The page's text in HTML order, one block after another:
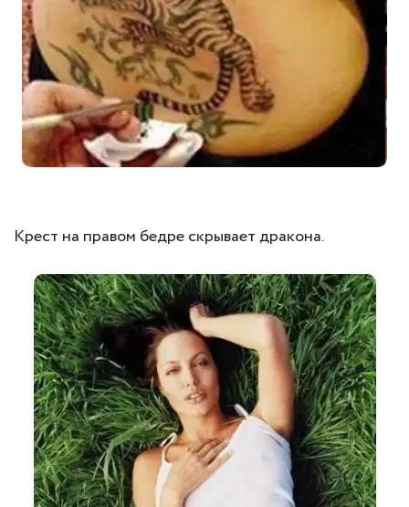
Крест на правом бедре скрывает дракона.